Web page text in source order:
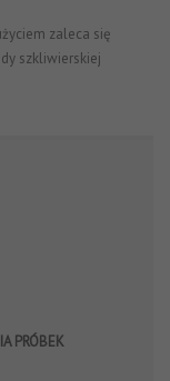
zaleca się
szkliwierskiej
PRÓBEK